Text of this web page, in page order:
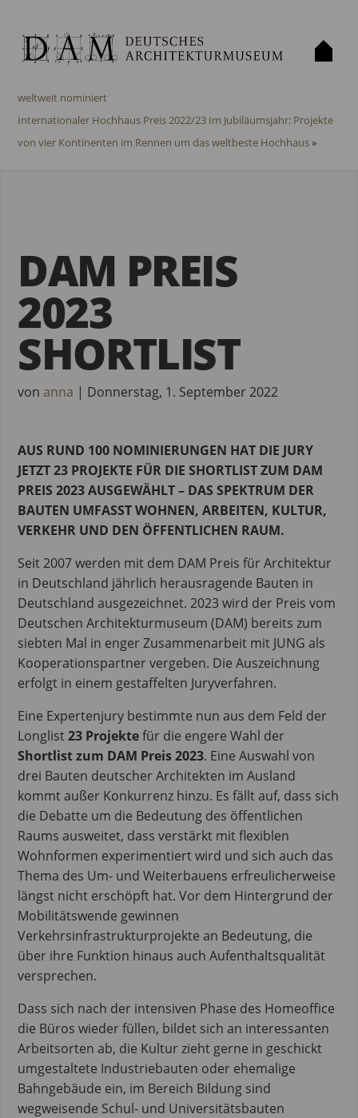
weltweit nominiert
Internationaler Hochhaus Preis 2022/23 Im Jubiläumsjahr: Projekte
von vier Kontinenten im Rennen um das weltbeste Hochhaus»
DAM PREIS
2023
SHORTLIST
von anna | Donnerstag, 1. September 2022
AUS RUND 100 NOMINIERUNGEN HAT DIE JURY
JETZT 23 PROJEKTE FÜR DIE SHORTLIST ZUM DAM
PREIS 2023 AUSGEWÄHLT – DAS SPEKTRUM DER
BAUTEN UMFASST WOHNEN, ARBEITEN, KULTUR,
VERKEHR UND DEN ÖFFENTLICHEN RAUM.
Seit 2007 werden mit dem DAM Preis für Architektur
in Deutschland jährlich herausragende Bauten in
Deutschland ausgezeichnet. 2023 wird der Preis vom
Deutschen Architekturmuseum (DAM) bereits zum
siebten Mal in enger Zusammenarbeit mit JUNG als
Kooperationspartner vergeben. Die Auszeichnung
erfolgt in einem gestaffelten Juryverfahren.
Eine Expertenjury bestimmte nun aus dem Feld der
Longlist23 Projektefür die engere Wahl der
Shortlist zum DAM Preis 2023. Eine Auswahl von
drei Bauten deutscher Architekten im Ausland
kommt außer Konkurrenz hinzu. Es fällt auf, dass sich
die Debatte um die Bedeutung des öffentlichen
Raums ausweitet, dass verstärkt mit flexiblen
Wohnformen experimentiert wird und sich auch das
Thema des Um- und Weiterbauens erfreulicherweise
längst nicht erschöpft hat. Vor dem Hintergrund der
Mobilitätswende gewinnen
Verkehrsinfrastrukturprojekte an Bedeutung, die
über ihre Funktion hinaus auch Aufenthaltsqualität
versprechen.
Dass sich nach der intensiven Phase des Homeoffice
die Büros wieder füllen, bildet sich an interessanten
Arbeitsorten ab, die Kultur zieht gerne in geschickt
umgestaltete Industriebauten oder ehemalige
Bahngebäude ein, im Bereich Bildung sind
wegweisende Schul- und Universitätsbauten